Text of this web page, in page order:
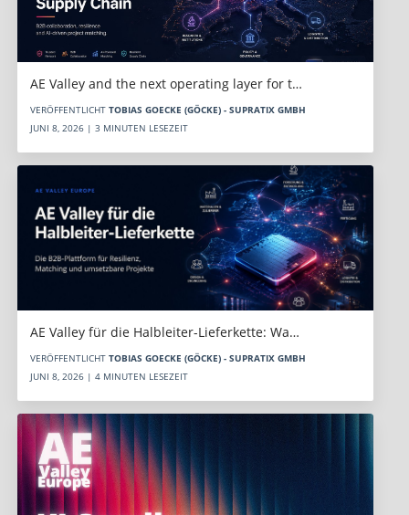
AE Valley and the next operating layer for t…
VERÖFFENTLICHT TOBIAS GOECKE (GÖCKE) - SUPRATIX GMBH
JUNI 8, 2026 | 3 MINUTEN LESEZEIT
AE Valley für die Halbleiter-Lieferkette: Wa…
VERÖFFENTLICHT TOBIAS GOECKE (GÖCKE) - SUPRATIX GMBH
JUNI 8, 2026 | 4 MINUTEN LESEZEIT